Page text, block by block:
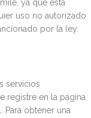
ya que está
uso no autorizado
por la ley.
servicios
registre en la página
Para obtener una